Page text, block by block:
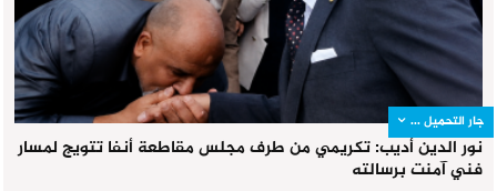
نور الدين أديب: تكريمي من طرف مجلس مقاطعة أنفا تتويج لمسار
فني آمنت برسالته
جار التحميل ...